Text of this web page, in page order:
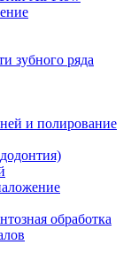
зубного ряда
и полирование
обработка